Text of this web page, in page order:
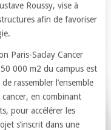
Roussy, vise à
afin de favoriser
Paris-Saclay Cancer
000 m2 du campus est
rassembler l’ensemble
cancer, en combinant
pour accélérer les
s’inscrit dans une